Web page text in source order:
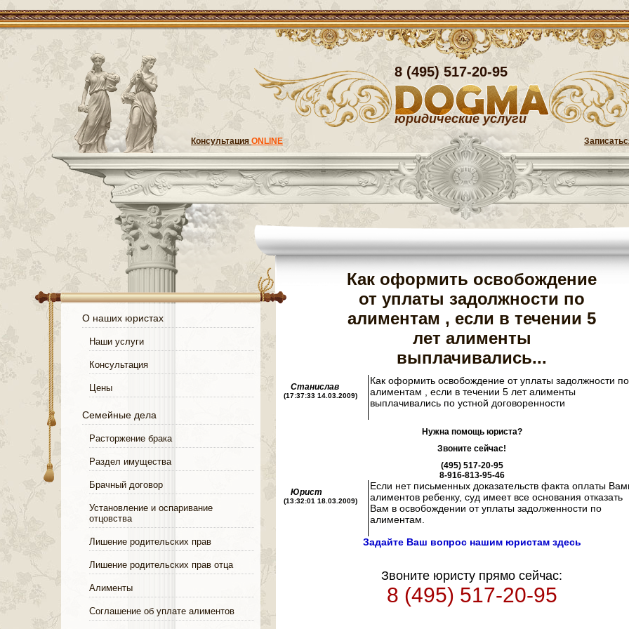
8 (495) 517-20-95
юридические услуги
Консультация ONLINE
О наших юристах
Наши услуги
Консультация
Цены
Семейные дела
Расторжение брака
Раздел имущества
Брачный договор
Установление и оспаривание
отцовства
Лишение родительских прав
Лишение родительских прав отца
Алименты
Соглашение об уплате алиментов
Как оформить освобождение
от уплаты задолжности по
алиментам , если в течении 5
лет алименты
выплачивались...
Станислав
(17:37:33 14.03.2009)
Как оформить освобождение от уплаты задолжности по
алиментам , если в течении 5 лет алименты
выплачивались по устной договоренности
Нужна помощь юриста?
Звоните сейчас!
(495) 517-20-95
8-916-813-95-46
Юрист
(13:32:01 18.03.2009)
Если нет письменных доказательств факта оплаты
алиментов ребенку, суд имеет все основания отказать
Вам в освобождении от уплаты задолженности по
алиментам.
Задайте Ваш вопрос нашим юристам здесь
Звоните юристу прямо сейчас:
8 (495) 517-20-95